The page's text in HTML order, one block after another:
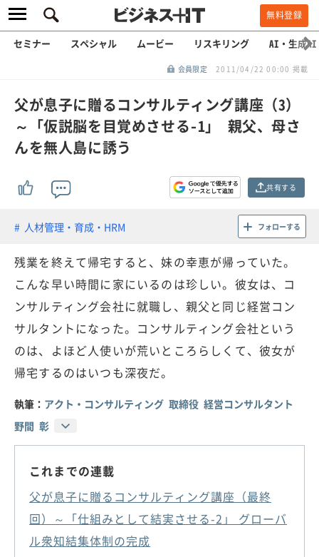
無料登録
セミナー スペシャル ムービー リスキリング AI・生成AI
会員限定 2011/04/22 00:00 掲載
父が息子に贈るコンサルティング講座（3）
～「仮説脳を目覚めさせる-1」 親父、母さ
んを無人島に誘う
共有する
人材管理・育成・HRM フォローする
残業を終えて帰宅すると、妹の幸恵が帰っていた。
こんな早い時間に家にいるのは珍しい。彼女は、コ
ンサルティング会社に就職し、親父と同じ経営コン
サルタントになった。コンサルティング会社という
のは、よほど人使いが荒いところらしくて、彼女が
帰宅するのはいつも深夜だ。
執筆： アクト・コンサルティング 取締役 経営コンサルタント
野間 彰
これまでの連載
父が息子に贈るコンサルティング講座（最終
回）～「仕組みとして結実させる-2」 グローバ
ル衆知結集体制の完成